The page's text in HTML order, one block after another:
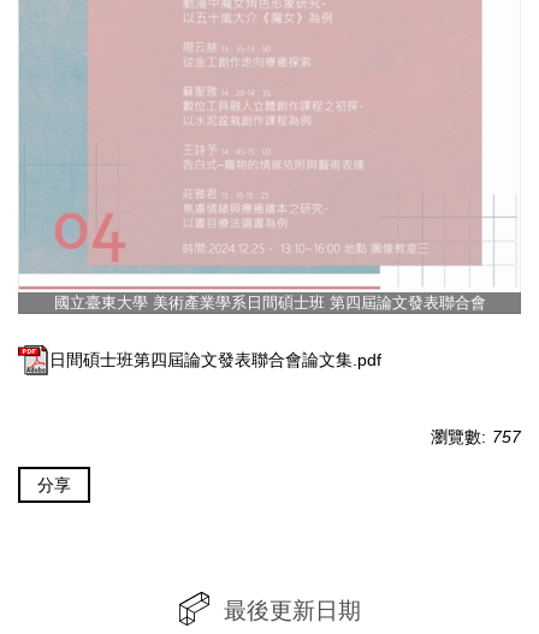
國立臺東大學 美術產業學系日間碩士班 第四屆論文發表聯合會
日間碩士班第四屆論文發表聯合會論文集.pdf
瀏覽數: 757
分享
最後更新日期